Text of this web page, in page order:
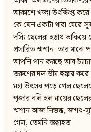
আকাশে খড়্গ উৎক্ষিপ্ত করে
কে যেন একটা থাবা মেরে
দস্যি ছেলেরা হঠাৎ
প্রসারিত শ্মশান, তার মাঝে
আপনি পান করছে আর
তরুণের দল ভীম হুঙ্কার করে
মহা উৎসব পড়ে গেল
পূজার বলি হল মায়ের
শ্মশান আজ নিস্তব্ধ, জগৎ-
গেল, তেমনি স্তব্ধাহত।